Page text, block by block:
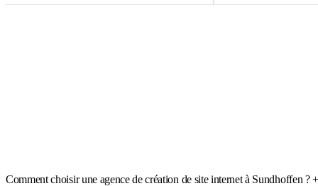
Comment choisir une agence de création de site internet à Sundhoffen ? +